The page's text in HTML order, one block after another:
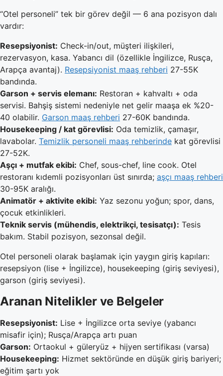
“Otel personeli” tek bir görev değil — 6 ana pozisyon dalı
vardır:
Resepsiyonist: Check-in/out, müşteri ilişkileri,
rezervasyon, kasa. Yabancı dil (özellikle İngilizce, Rusça,
Arapça avantaj). Resepsiyonist maaş rehberi 27-55K
bandında.
Garson + servis elemanı: Restoran + kahvaltı + oda
servisi. Bahşiş sistemi nedeniyle net gelir maaşa ek %20-
40 olabilir. Garson maaş rehberi 27-60K bandında.
Housekeeping / kat görevlisi: Oda temizlik, çamaşır,
lavabolar. Temizlik personeli maaş rehberinde kat görevlisi
27-52K.
Aşçı + mutfak ekibi: Chef, sous-chef, line cook. Otel
restoranı kıdemli pozisyonları üst sınırda; aşçı maaş rehberi
30-95K aralığı.
Animatör + aktivite ekibi: Yaz sezonu yoğun; spor, dans,
çocuk etkinlikleri.
Teknik servis (mühendis, elektrikçi, tesisatçı): Tesis
bakım. Stabil pozisyon, sezonsal değil.
Otel personeli olarak başlamak için yaygın giriş kapıları:
resepsiyon (lise + İngilizce), housekeeping (giriş seviyesi),
garson (giriş seviyesi).
Aranan Nitelikler ve Belgeler
Resepsiyonist: Lise + İngilizce orta seviye (yabancı
misafir için); Rusça/Arapça artı puan
Garson: Ortaokul + güleryüz + hijyen sertifikası (varsa)
Housekeeping: Hizmet sektöründe en düşük giriş bariyeri;
eğitim şartı yok